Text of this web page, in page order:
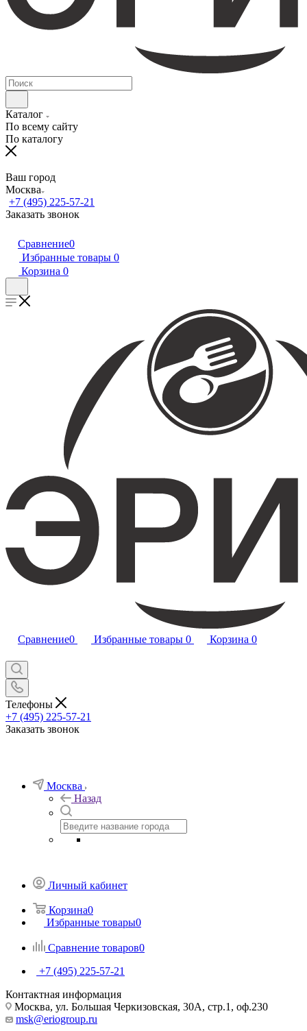
Каталог
По всему сайту
По каталогу
Ваш город
Москва
+7 (495) 225-57-21
Заказать звонок
Сравнение0
Избранные товары 0
Корзина 0
Сравнение0 Избранные товары 0 Корзина 0
Телефоны
+7 (495) 225-57-21
Заказать звонок
Москва
Назад
Личный кабинет
Корзина0
Избранные товары0
Сравнение товаров0
+7 (495) 225-57-21
Контактная информация
Москва, ул. Большая Черкизовская, 30А, стр.1, оф.230
msk@eriogroup.ru